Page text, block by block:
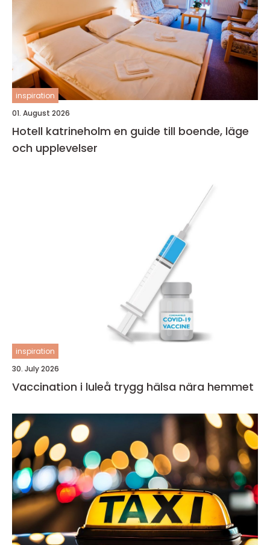
inspiration
01. August 2026
Hotell katrineholm en guide till boende, läge
och upplevelser
inspiration
30. July 2026
Vaccination i luleå trygg hälsa nära hemmet